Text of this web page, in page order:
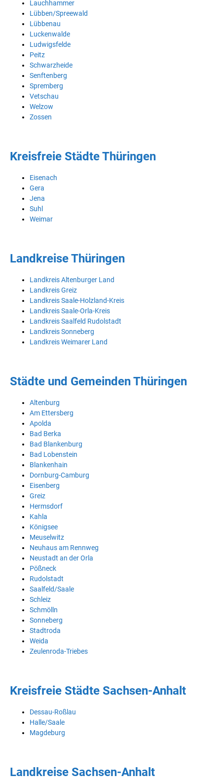
Lauchhammer
Lübben/Spreewald
Lübbenau
Luckenwalde
Ludwigsfelde
Peitz
Schwarzheide
Senftenberg
Spremberg
Vetschau
Welzow
Zossen
Kreisfreie Städte Thüringen
Eisenach
Gera
Jena
Suhl
Weimar
Landkreise Thüringen
Landkreis Altenburger Land
Landkreis Greiz
Landkreis Saale-Holzland-Kreis
Landkreis Saale-Orla-Kreis
Landkreis Saalfeld Rudolstadt
Landkreis Sonneberg
Landkreis Weimarer Land
Städte und Gemeinden Thüringen
Altenburg
Am Ettersberg
Apolda
Bad Berka
Bad Blankenburg
Bad Lobenstein
Blankenhain
Dornburg-Camburg
Eisenberg
Greiz
Hermsdorf
Kahla
Königsee
Meuselwitz
Neuhaus am Rennweg
Neustadt an der Orla
Pößneck
Rudolstadt
Saalfeld/Saale
Schleiz
Schmölln
Sonneberg
Stadtroda
Weida
Zeulenroda-Triebes
Kreisfreie Städte Sachsen-Anhalt
Dessau-Roßlau
Halle/Saale
Magdeburg
Landkreise Sachsen-Anhalt